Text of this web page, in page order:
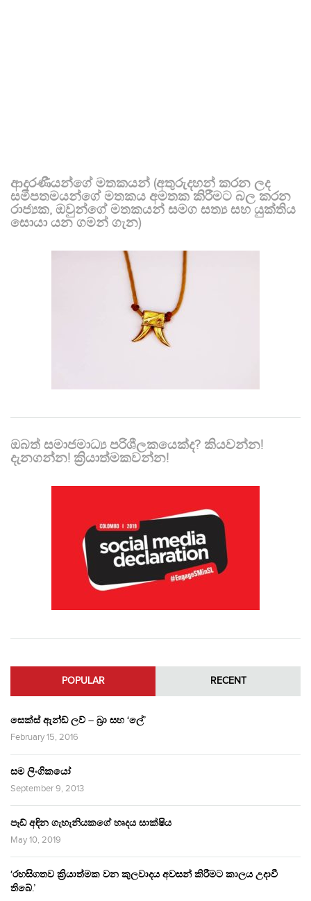
ආදරණීයන්ගේ මතකයන් (අතුරුදහන් කරන ලද
සමීපතමයන්ගේ මතකය අමතක කිරීමට බල කරන
රාජ්‍යක, ඔවුන්ගේ මතකයන් සමග සත්‍ය සහ යුක්තිය
සොයා යන ගමන් ගැන)
ඔබත් සමාජමාධ්‍ය පරිශීලකයෙක්ද? කියවන්න!
දැනගන්න! ක්‍රියාත්මකවන්න!
POPULAR RECENT
සෙක්ස් ඇන්ඩ් ලව් – බ්‍රා සහ ‘ලේ’
February 15, 2016
සම ලිංගිකයෝ
September 9, 2013
පෑඩ් අඳින ගැහැනියකගේ හෘදය සාක්ෂිය
May 10, 2019
‘රහසිගතව ක්‍රියාත්මක වන කුලවාදය අවසන් කිරීමට කාලය උදාවී
තිබේ.’